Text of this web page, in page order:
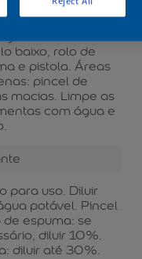
baixo, rolo de
e pistola. Áreas
pincel de
macias. Limpe as
com água e
para uso. Diluir
potável. Pincel
de espuma: se
diluir 10%.
diluir até 30%.